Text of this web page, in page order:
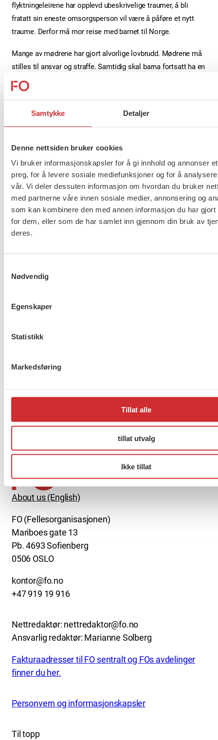
Samtykke Detaljer
Denne nettsiden bruker cookies
Vi bruker informasjonskapsler for å gi innhold og annonser
preg, for å levere sosiale mediefunksjoner og for å
vår. Vi deler dessuten informasjon om hvordan du bruker
med partnerne våre innen sosiale medier, annonsering og
som kan kombinere den med annen informasjon du har gjort
for dem, eller som de har samlet inn gjennom din bruk av
deres.
Nødvendig
Egenskaper
Statistikk
Markedsføring
Tillat alle
tillat utvalg
Ikke tillat
flyktningeleirene har opplevd ubeskrivelige traumer, å bli
fratatt sin eneste omsorgsperson vil være å påføre et nytt
traume. Derfor må mor reise med barnet til Norge.
Mange av mødrene har gjort alvorlige lovbrudd. Mødrene må
stilles til ansvar og straffe. Samtidig skal barna fortsatt ha en
relasjon til sin mor. Norge har et rettssystem som kan
straffeforfølge mødrene, og vi har lang erfaring med å ta vare
barnekonvensjonen står det at når foreldre ikke kan ta vare
har barnevern og helsevesen som kan ta vare på barna.
Vi vil at alle barna skal glede seg til jul og glede seg over
livet. Vi vil ha barna i flyktningeleirene hjem, nå!
Mona Mathisen og Lise Holm
Møt Anneli i yrkesetisk råd
About us (English)
FO (Fellesorganisasjonen)
Mariboes gate 13
Pb. 4693 Sofienberg
0506 OSLO
kontor@fo.no
+47 919 19 916
Nettredaktør: nettredaktor@fo.no
Ansvarlig redaktør: Marianne Solberg
Fakturaadresser til FO sentralt og FOs avdelinger
finner du her.
Personvern og informasjonskapsler
Til topp